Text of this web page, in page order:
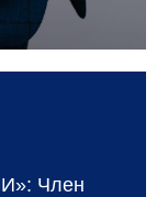
Член